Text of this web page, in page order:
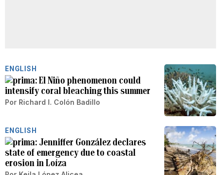
ENGLISH
El Niño phenomenon could
intensify coral bleaching this summer
Por Richard I. Colón Badillo
ENGLISH
Jenniffer González declares
state of emergency due to coastal
erosion in Loíza